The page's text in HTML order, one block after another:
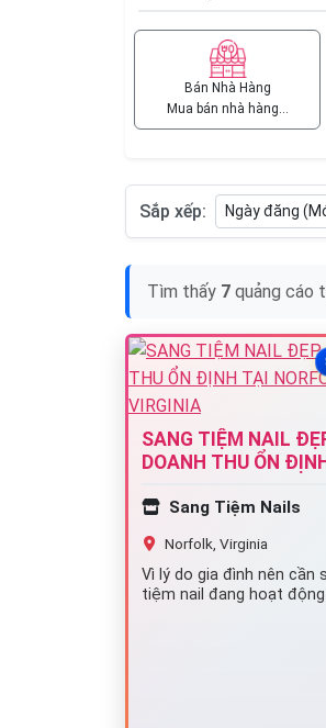
Bán Nhà Hàng
Mua bán nhà hàng…
Sắp xếp:
Tìm thấy 7 quảng cáo
SANG TIỆM NAIL
DOANH THU ỔN
Sang Tiệm Nails
Norfolk, Virginia
Vì lý do gia đình nên cần
tiệm nail đang hoạt